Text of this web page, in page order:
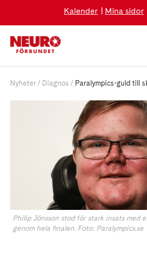
Kalender Mina sidor
Nyheter Diagnos Paralympics-guld till
Philip Jönsson stod för stark insats med
genom hela finalen. Foto: Paralympics.se